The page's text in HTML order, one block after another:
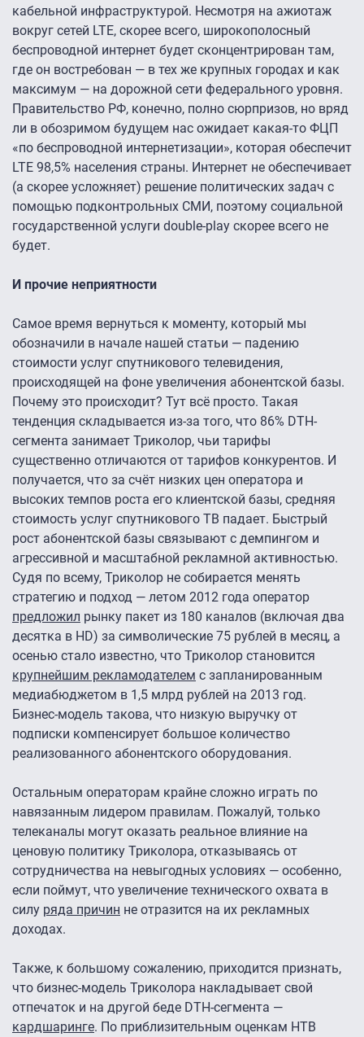
кабельной инфраструктурой. Несмотря на ажиотаж
вокруг сетей LTE, скорее всего, широкополосный
беспроводной интернет будет сконцентрирован там,
где он востребован — в тех же крупных городах и как
максимум — на дорожной сети федерального уровня.
Правительство РФ, конечно, полно сюрпризов, но вряд
ли в обозримом будущем нас ожидает какая-то ФЦП
«по беспроводной интернетизации», которая обеспечит
LTE 98,5% населения страны. Интернет не обеспечивает
(а скорее усложняет) решение политических задач с
помощью подконтрольных СМИ, поэтому социальной
государственной услуги double-play скорее всего не
будет.
И прочие неприятности
Самое время вернуться к моменту, который мы
обозначили в начале нашей статьи — падению
стоимости услуг спутникового телевидения,
происходящей на фоне увеличения абонентской базы.
Почему это происходит? Тут всё просто. Такая
тенденция складывается из-за того, что 86% DTH-
сегмента занимает Триколор, чьи тарифы
существенно отличаются от тарифов конкурентов. И
получается, что за счёт низких цен оператора и
высоких темпов роста его клиентской базы, средняя
стоимость услуг спутникового ТВ падает. Быстрый
рост абонентской базы связывают с демпингом и
агрессивной и масштабной рекламной активностью.
Судя по всему, Триколор не собирается менять
стратегию и подход — летом 2012 года оператор
предложил рынку пакет из 180 каналов (включая два
десятка в HD) за символические 75 рублей в месяц, а
осенью стало известно, что Триколор становится
крупнейшим рекламодателем с запланированным
медиабюджетом в 1,5 млрд рублей на 2013 год.
Бизнес-модель такова, что низкую выручку от
подписки компенсирует большое количество
реализованного абонентского оборудования.
Остальным операторам крайне сложно играть по
навязанным лидером правилам. Пожалуй, только
телеканалы могут оказать реальное влияние на
ценовую политику Триколора, отказываясь от
сотрудничества на невыгодных условиях — особенно,
если поймут, что увеличение технического охвата в
силу ряда причин не отразится на их рекламных
доходах.
Также, к большому сожалению, приходится признать,
что бизнес-модель Триколора накладывает свой
отпечаток и на другой беде DTH-сегмента —
кардшаринге. По приблизительным оценкам НТВ